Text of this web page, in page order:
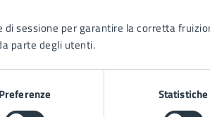
sessione per garantire la corretta
parte degli utenti.
Preferenze Statistiche